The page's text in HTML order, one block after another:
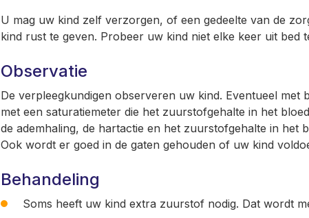
U mag uw kind zelf verzorgen, of een gedeelte van de
kind rust te geven. Probeer uw kind niet elke keer uit bed
Observatie
De verpleegkundigen observeren uw kind. Eventueel met
met een saturatiemeter die het zuurstofgehalte in het
de ademhaling, de hartactie en het zuurstofgehalte in het
Ook wordt er goed in de gaten gehouden of uw kind
Behandeling
Soms heeft uw kind extra zuurstof nodig. Dat wordt